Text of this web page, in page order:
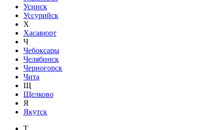
Усинск
Уссурийск
Х
Хасавюрт
Ч
Чебоксары
Челябинск
Черногорск
Чита
Щ
Щелково
Я
Якутск
Т